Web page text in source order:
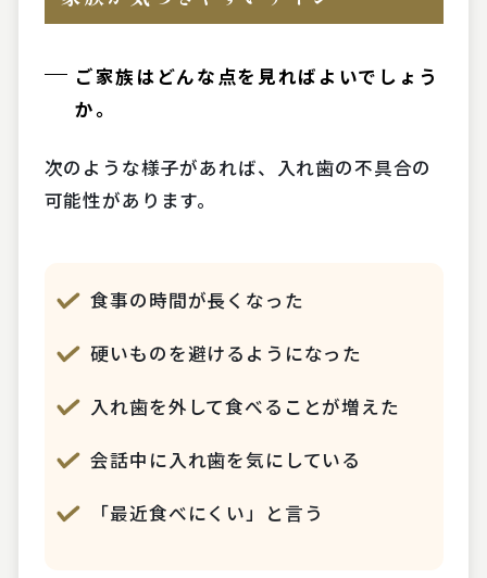
ご家族はどんな点を見ればよいでしょう
か。
次のような様子があれば、入れ歯の不具合の
可能性があります。
食事の時間が長くなった
硬いものを避けるようになった
入れ歯を外して食べることが増えた
会話中に入れ歯を気にしている
「最近食べにくい」と言う